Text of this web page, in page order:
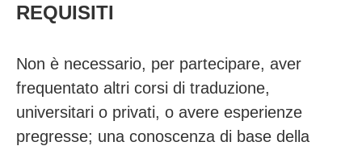
REQUISITI
Non è necessario, per partecipare, aver
frequentato altri corsi di traduzione,
universitari o privati, o avere esperienze
pregresse; una conoscenza di base della